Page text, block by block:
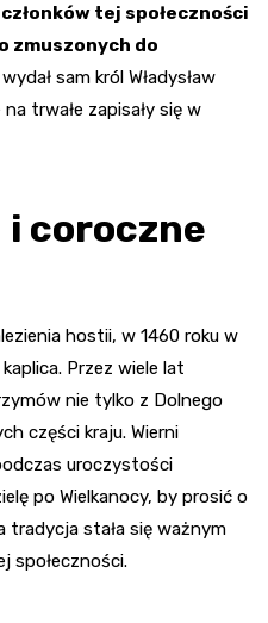
tej społeczności
zmuszonych do
sam król Władysław
trwałe zapisały się w
coroczne
hostii, w 1460 roku w
Przez wiele lat
nie tylko z Dolnego
części kraju. Wierni
uroczystości
po Wielkanocy, by prosić o
tradycja stała się ważnym
społeczności.